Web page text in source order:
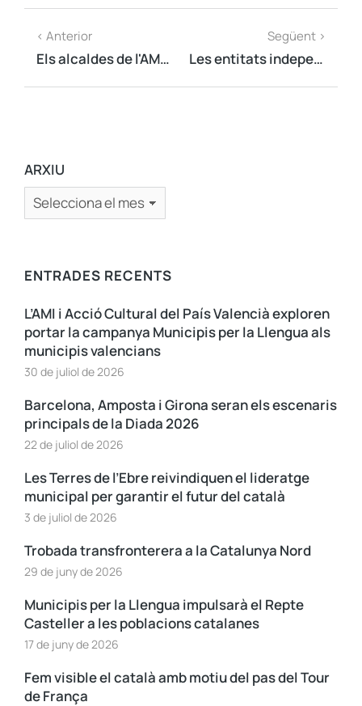
< Anterior
Els alcaldes de l'AMI demanaran una reunió amb el president de l'Estat espanyol
Següent >
Les entitats independentistes presenten la Diada per la República 2018
ARXIU
ENTRADES RECENTS
L’AMI i Acció Cultural del País Valencià exploren
portar la campanya Municipis per la Llengua als
municipis valencians
30 de juliol de 2026
Barcelona, Amposta i Girona seran els escenaris
principals de la Diada 2026
22 de juliol de 2026
Les Terres de l’Ebre reivindiquen el lideratge
municipal per garantir el futur del català
3 de juliol de 2026
Trobada transfronterera a la Catalunya Nord
29 de juny de 2026
Municipis per la Llengua impulsarà el Repte
Casteller a les poblacions catalanes
17 de juny de 2026
Fem visible el català amb motiu del pas del Tour
de França